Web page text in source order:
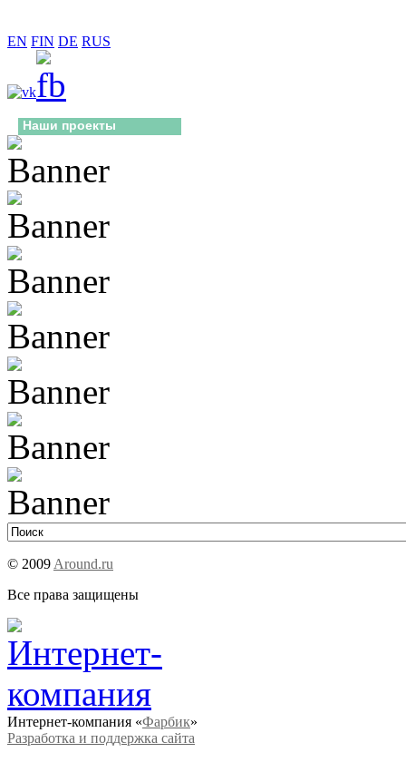
EN FIN DE RUS
Наши проекты
© 2009 Around.ru
Все права защищены
Интернет-компания «Фарбик»
Разработка и поддержка сайта